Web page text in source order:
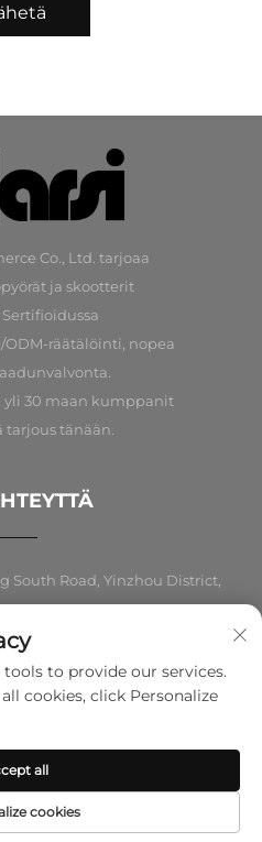
Co., Ltd. tarjoaa
ja skootterit
räätälöinti, nopea
30 maan kumppanit
tänään.
South Road, Yinzhou District,
E-Commerce Co., Ltd. Kaikki
to provide our services.
cookies, click Personalize
cookies
all